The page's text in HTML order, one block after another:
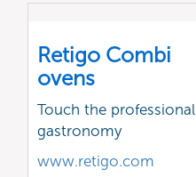
Retigo Combi
ovens
Touch the professional
gastronomy
www.retigo.com